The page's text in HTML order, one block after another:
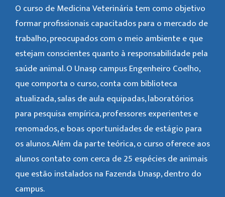
O curso de Medicina Veterinária tem como objetivo
formar profissionais capacitados para o mercado de
trabalho, preocupados com o meio ambiente e que
estejam conscientes quanto à responsabilidade pela
saúde animal. O Unasp campus Engenheiro Coelho,
que comporta o curso, conta com biblioteca
atualizada, salas de aula equipadas, laboratórios
para pesquisa empírica, professores experientes e
renomados, e boas oportunidades de estágio para
os alunos. Além da parte teórica, o curso oferece aos
alunos contato com cerca de 25 espécies de animais
que estão instalados na Fazenda Unasp, dentro do
campus.